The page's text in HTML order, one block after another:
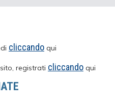
cliccando qui
registrati cliccando qui